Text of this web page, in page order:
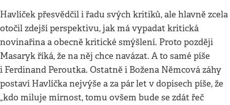
Havlíček přesvědčil i řadu svých kritiků, ale hlavně zcela
otočil zdejší perspektivu, jak má vypadat kritická
novinařina a obecně kritické smýšlení. Proto později
Masaryk říká, že na něj chce navázat. A to samé píše
i Ferdinand Peroutka. Ostatně i Božena Němcová záhy
postaví Havlíčka nejvýše a za pár let v dopisech píše, že
„kdo miluje mírnost, tomu ovšem bude se zdát řeč